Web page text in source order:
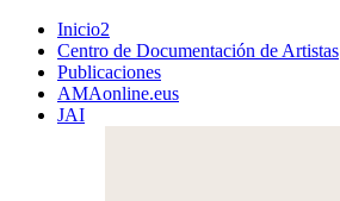
Inicio2
Centro de Documentación de Artistas
Publicaciones
AMAonline.eus
JAI